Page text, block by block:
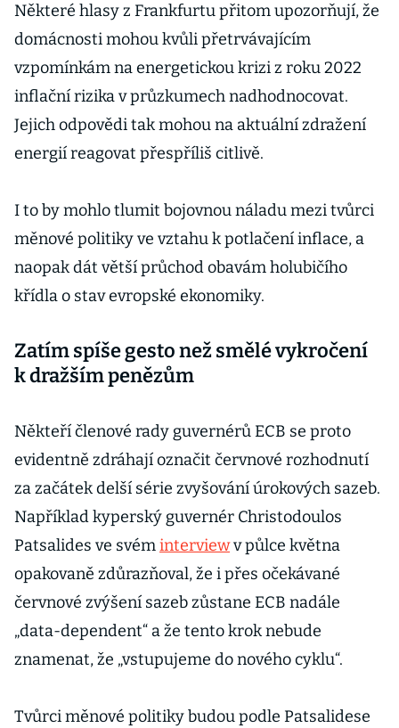
Některé hlasy z Frankfurtu přitom upozorňují, že
domácnosti mohou kvůli přetrvávajícím
vzpomínkám na energetickou krizi z roku 2022
inflační rizika v průzkumech nadhodnocovat.
Jejich odpovědi tak mohou na aktuální zdražení
energií reagovat přespříliš citlivě.
I to by mohlo tlumit bojovnou náladu mezi tvůrci
měnové politiky ve vztahu k potlačení inflace, a
naopak dát větší průchod obavám holubičího
křídla o stav evropské ekonomiky.
Zatím spíše gesto než smělé vykročení
k dražším penězům
Někteří členové rady guvernérů ECB se proto
evidentně zdráhají označit červnové rozhodnutí
za začátek delší série zvyšování úrokových sazeb.
Například kyperský guvernér Christodoulos
Patsalides ve svéminterviewv půlce května
opakovaně zdůrazňoval, že i přes očekávané
červnové zvýšení sazeb zůstane ECB nadále
„data-dependent“ a že tento krok nebude
znamenat, že „vstupujeme do nového cyklu“.
Tvůrci měnové politiky budou podle Patsalidese